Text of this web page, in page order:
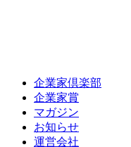
企業家倶楽部
企業家賞
マガジン
お知らせ
運営会社